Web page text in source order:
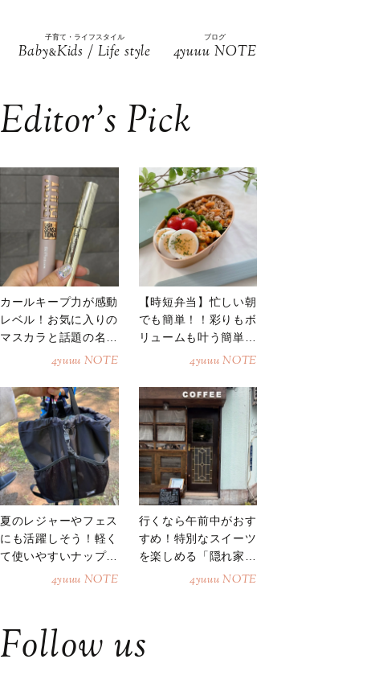
子育て・ライフスタイル
Baby&Kids / Life style
ブログ
4yuuu NOTE
Editor’s Pick
カールキープ力が感動
レベル！お気に入りの
マスカラと話題の名品
4yuuu NOTE
【時短弁当】忙しい朝
でも簡単！！彩りもボ
リュームも叶う簡単そ
4yuuu NOTE
夏のレジャーやフェス
にも活躍しそう！軽く
て使いやすいナップサ
4yuuu NOTE
行くなら午前中がおす
すめ！特別なスイーツ
を楽しめる「隠れ家カ
4yuuu NOTE
Follow us